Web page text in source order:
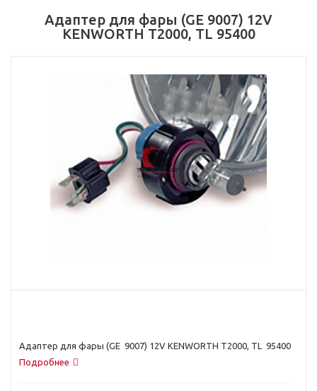
Адаптер для фары (GE 9007) 12V
KENWORTH T2000, TL 95400
Адаптер для фары (GE 9007) 12V KENWORTH T2000, TL 95400
Подробнее